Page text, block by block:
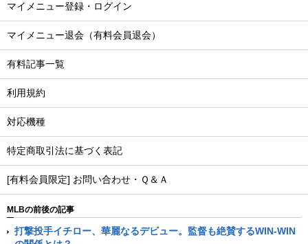
マイメニュー登録・ログイン
マイメニュー退会（有料会員退会）
有料記事一覧
利用規約
対応機種
特定商取引法に基づく表記
[有料会員限定] お問い合わせ・Ｑ＆Ａ
MLBの前後の記事
打撃投手イチロー、華麗なるデビュー。監督も絶賛するWIN-WIN